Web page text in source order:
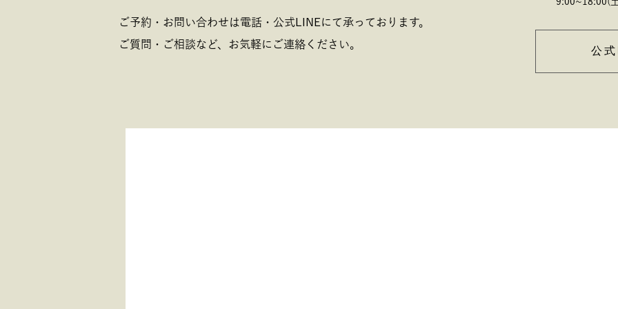
ご予約・お問い合わせは電話・公式LINEにて承っております。
ご質問・ご相談など、お気軽にご連絡ください。
公